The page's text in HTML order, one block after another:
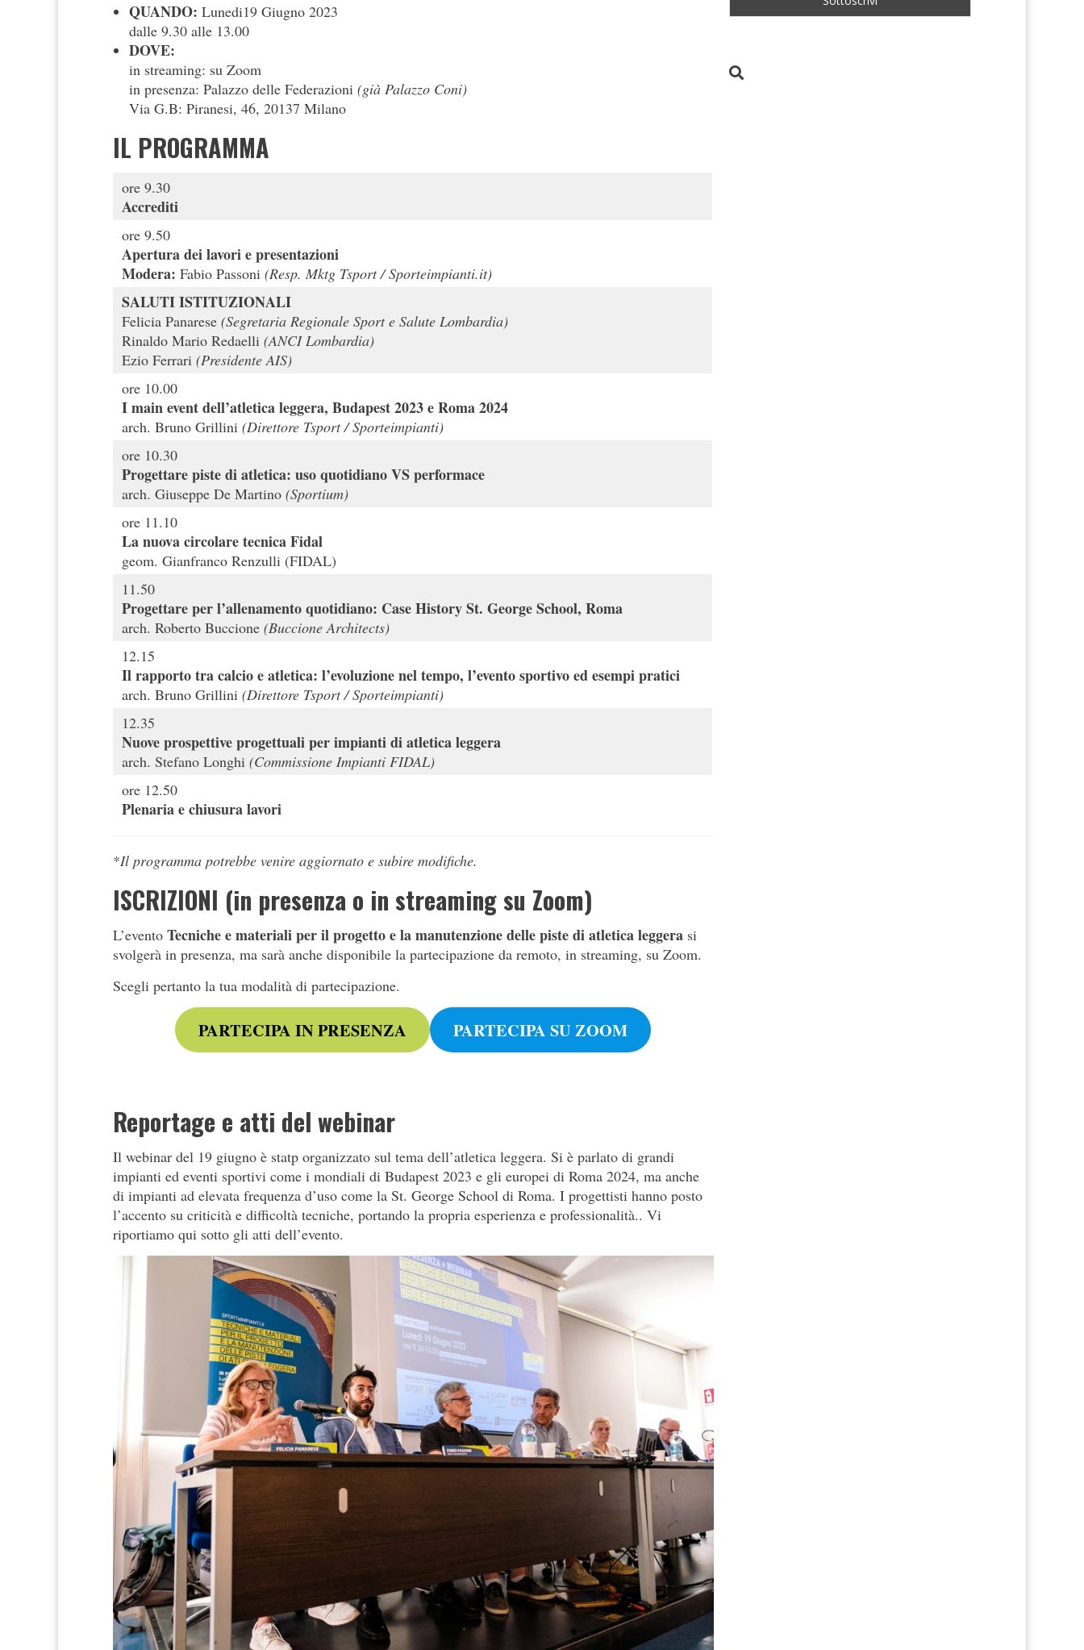
QUANDO: Lunedi19 Giugno 2023
dalle 9.30 alle 13.00
DOVE:
in streaming: su Zoom
in presenza: Palazzo delle Federazioni (già Palazzo Coni)
Via G.B: Piranesi, 46, 20137 Milano
IL PROGRAMMA
ore 9.30
Accrediti
ore 9.50
Apertura dei lavori e presentazioni
Modera: Fabio Passoni (Resp. Mktg Tsport / Sporteimpianti.it)
SALUTIISTITUZIONALI
Felicia Panarese (Segretaria Regionale Sport e Salute Lombardia)
Rinaldo Mario Redaelli (ANCI Lombardia)
Ezio Ferrari (Presidente AIS)
ore 10.00
I main event dell’atletica leggera, Budapest 2023 e Roma 2024
arch. Bruno Grillini (Direttore Tsport / Sporteimpianti)
ore 10.30
Progettare piste di atletica: uso quotidiano VS performace
arch. Giuseppe De Martino (Sportium)
ore 11.10
La nuova circolare tecnica Fidal
geom. Gianfranco Renzulli (FIDAL)
11.50
Progettare per l’allenamento quotidiano: Case History St. George School, Roma
arch. Roberto Buccione (Buccione Architects)
12.15
Il rapporto tra calcio e atletica: l’evoluzione nel tempo, l’evento sportivo ed esempi pratici
arch. Bruno Grillini (Direttore Tsport / Sporteimpianti)
12.35
Nuove prospettive progettuali per impianti di atletica leggera
arch. Stefano Longhi (Commissione Impianti FIDAL)
ore 12.50
Plenaria e chiusura lavori
*Il programma potrebbe venire aggiornato e subire modifiche.
ISCRIZIONI (in presenza o in streaming su Zoom)
L’evento Tecniche e materiali per il progetto e la manutenzione delle piste di atletica leggera si
svolgerà in presenza, ma sarà anche disponibile la partecipazione da remoto, in streaming, su Zoom.
Scegli pertanto la tua modalità di partecipazione.
PARTECIPA IN PRESENZA PARTECIPA SU ZOOM
Reportage e atti del webinar
Il webinar del 19 giugno è statp organizzato sul tema dell’atletica leggera. Si è parlato di grandi
impianti ed eventi sportivi come i mondiali di Budapest 2023 e gli europei di Roma 2024, ma anche
di impianti ad elevata frequenza d’uso come la St. George School di Roma. I progettisti hanno posto
l’accento su criticità e difficoltà tecniche, portando la propria esperienza e professionalità.. Vi
riportiamo qui sotto gli atti dell’evento.